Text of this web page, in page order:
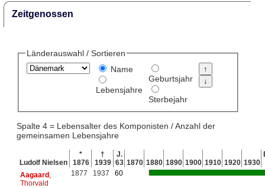
Zeitgenossen
Länderauswahl / Sortieren
Name
Lebensjahre
Geburtsjahr
Sterbejahr
Spalte 4 = Lebensalter des Komponisten / Anzahl der
gemeinsamen Lebensjahre
Ludolf Nielsen
*
1876
†
1939
J.
63 1870 1880 1890 1900 1910 1920 1930
Aagaard,
Thorvald
1877 1937 60